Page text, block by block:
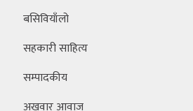
बसिवियाँलो
सहकारी साहित्य
सम्पादकीय
अखवार आवाज